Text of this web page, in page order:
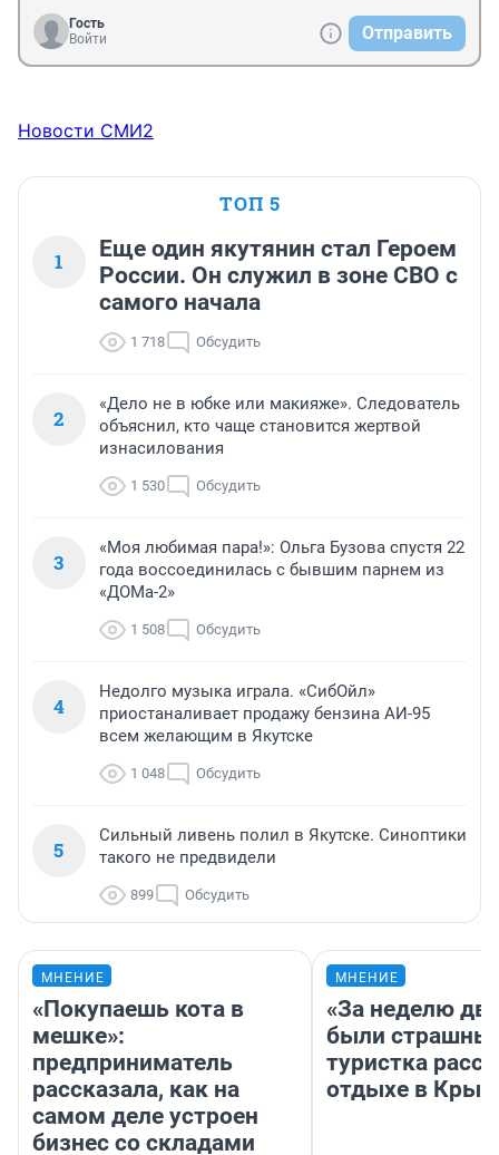
Гость
Войти
Отправить
Новости СМИ2
ТОП 5
1
Еще один якутянин стал Героем
России. Он служил в зоне СВО с
самого начала
1 718 Обсудить
2
«Дело не в юбке или макияже». Следователь
объяснил, кто чаще становится жертвой
изнасилования
1 530 Обсудить
3
«Моя любимая пара!»: Ольга Бузова спустя 22
года воссоединилась с бывшим парнем из
«ДОМа-2»
1 508 Обсудить
4
Недолго музыка играла. «СибОйл»
приостаналивает продажу бензина АИ-95
всем желающим в Якутске
1 048 Обсудить
5
Сильный ливень полил в Якутске. Синоптики
такого не предвидели
899 Обсудить
МНЕНИЕ
«Покупаешь кота в
мешке»:
предприниматель
рассказала, как на
самом деле устроен
бизнес со складами
МНЕНИЕ
«За неделю
были
туристка
отдыхе в